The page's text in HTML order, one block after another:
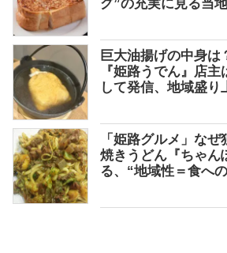
グ”の充実に見る当
巨大油揚げの中身は
『姫路うでん』店
して発信、地域盛り
「姫路グルメ」な
焼きうどん『ちゃん
る、“地域性＝食へ